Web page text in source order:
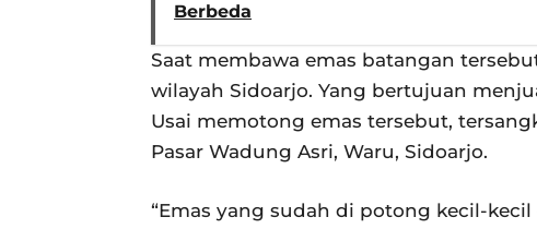
Berbeda
Saat membawa emas batangan
wilayah Sidoarjo. Yang bertujuan
Usai memotong emas tersebut,
Pasar Wadung Asri, Waru, Sidoarjo.
“Emas yang sudah di potong kecil-